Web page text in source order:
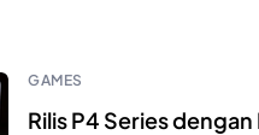
GAMES
Rilis P4 Series